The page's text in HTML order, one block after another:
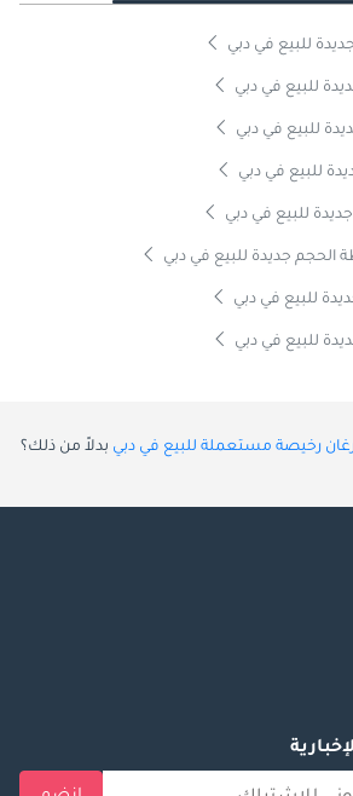
للبيع في دبي
للبيع في دبي
للبيع في دبي
للبيع في دبي
للبيع في دبي
جديدة للبيع في دبي
للبيع في دبي
للبيع في دبي
رخيصة مستعملة للبيع في دبي بدلاً من ذلك؟